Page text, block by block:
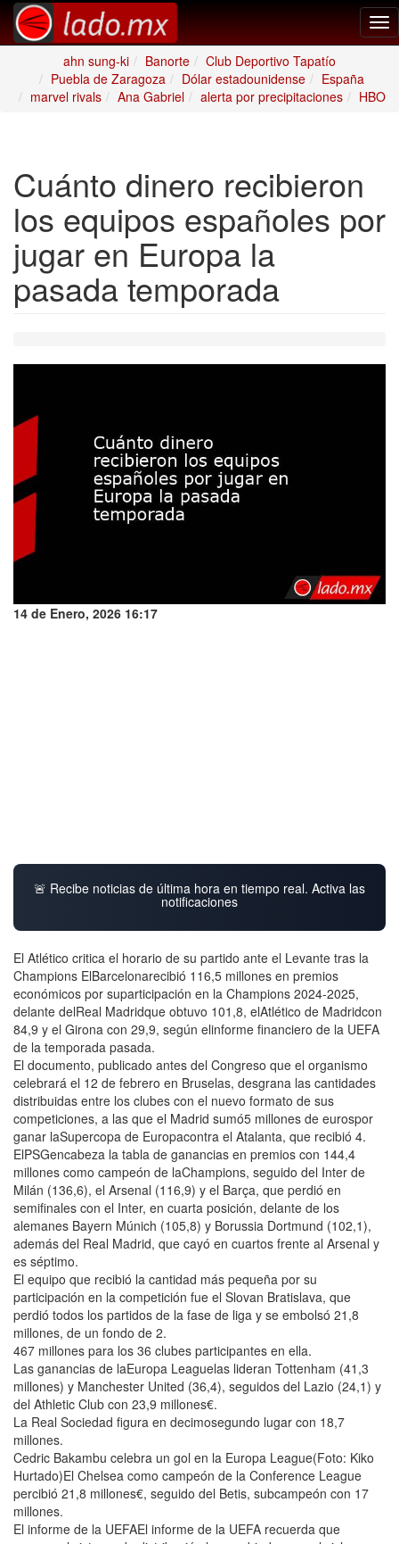
ahn sung-ki
Banorte
Club Deportivo Tapatío
Puebla de Zaragoza
Dólar estadounidense
España
marvel rivals
Ana Gabriel alerta por precipitaciones HBO
Cuánto dinero recibieron
los equipos españoles por
jugar en Europa la
pasada temporada
14 de Enero, 2026 16:17
🚨 Recibe noticias de última hora en tiempo real. Activa las
notificaciones
El Atlético critica el horario de su partido ante el Levante tras la
Champions ElBarcelonarecibió 116,5 millones en premios
económicos por suparticipación en la Champions 2024-2025,
delante delReal Madridque obtuvo 101,8, elAtlético de Madridcon
84,9 y el Girona con 29,9, según elinforme financiero de la UEFA
de la temporada pasada.
El documento, publicado antes del Congreso que el organismo
celebrará el 12 de febrero en Bruselas, desgrana las cantidades
distribuidas entre los clubes con el nuevo formato de sus
competiciones, a las que el Madrid sumó5 millones de eurospor
ganar laSupercopa de Europacontra el Atalanta, que recibió 4.
ElPSGencabeza la tabla de ganancias en premios con 144,4
millones como campeón de laChampions, seguido del Inter de
Milán (136,6), el Arsenal (116,9) y el Barça, que perdió en
semifinales con el Inter, en cuarta posición, delante de los
alemanes Bayern Múnich (105,8) y Borussia Dortmund (102,1),
además del Real Madrid, que cayó en cuartos frente al Arsenal y
es séptimo.
El equipo que recibió la cantidad más pequeña por su
participación en la competición fue el Slovan Bratislava, que
perdió todos los partidos de la fase de liga y se embolsó 21,8
millones, de un fondo de 2.
467 millones para los 36 clubes participantes en ella.
Las ganancias de laEuropa Leaguelas lideran Tottenham (41,3
millones) y Manchester United (36,4), seguidos del Lazio (24,1) y
del Athletic Club con 23,9 millones€.
La Real Sociedad figura en decimosegundo lugar con 18,7
millones.
Cedric Bakambu celebra un gol en la Europa League(Foto: Kiko
Hurtado)El Chelsea como campeón de la Conference League
percibió 21,8 millones€, seguido del Betis, subcampeón con 17
millones.
El informe de la UEFAEl informe de la UEFA recuerda que